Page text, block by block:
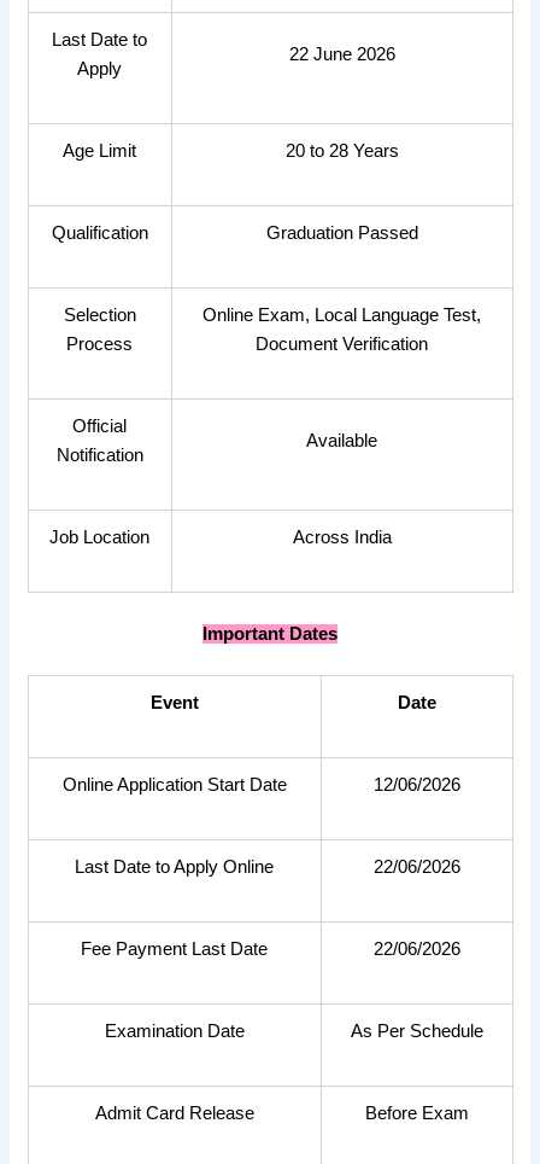
Last Date to
Apply
22 June 2026
Age Limit 20 to 28 Years
Qualification Graduation Passed
Selection
Process
Online Exam, Local Language Test,
Document Verification
Official
Notification
Available
Job Location Across India
Important Dates
Event Date
Online Application Start Date 12/06/2026
Last Date to Apply Online 22/06/2026
Fee Payment Last Date 22/06/2026
Examination Date As Per Schedule
Admit Card Release Before Exam